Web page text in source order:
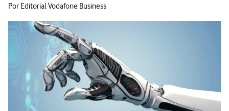
Por Editorial Vodafone Business